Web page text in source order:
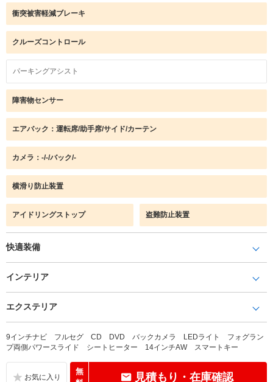
衝突被害軽減ブレーキ
クルーズコントロール
パーキングアシスト
障害物センサー
エアバック：運転席/助手席/サイド/カーテン
カメラ：-/-/バック/-
横滑り防止装置
アイドリングストップ 盗難防止装置
快適装備
インテリア
エクステリア
9インチナビ フルセグ CD DVD バックカメラ LEDライト フォグラン
プ両側パワースライド シートヒーター 14インチAW スマートキー
無
見積もり・在庫確認